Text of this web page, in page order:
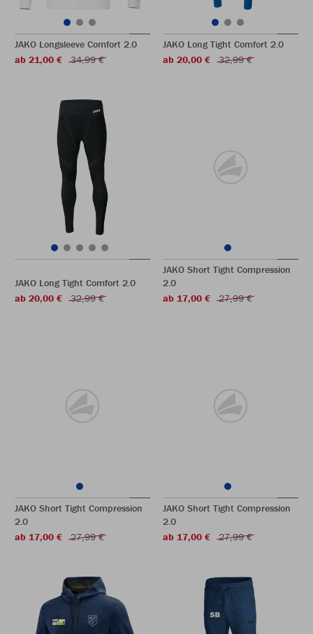
JAKO Longsleeve Comfort 2.0
ab 21,00 €
34,99 €
JAKO Long Tight Comfort 2.0
ab 20,00 €
32,99 €
JAKO Long Tight Comfort 2.0
ab 20,00 €
32,99 €
JAKO Short Tight Compression
2.0
ab 17,00 €
27,99 €
JAKO Short Tight Compression
2.0
ab 17,00 €
27,99 €
JAKO Short Tight Compression
2.0
ab 17,00 €
27,99 €